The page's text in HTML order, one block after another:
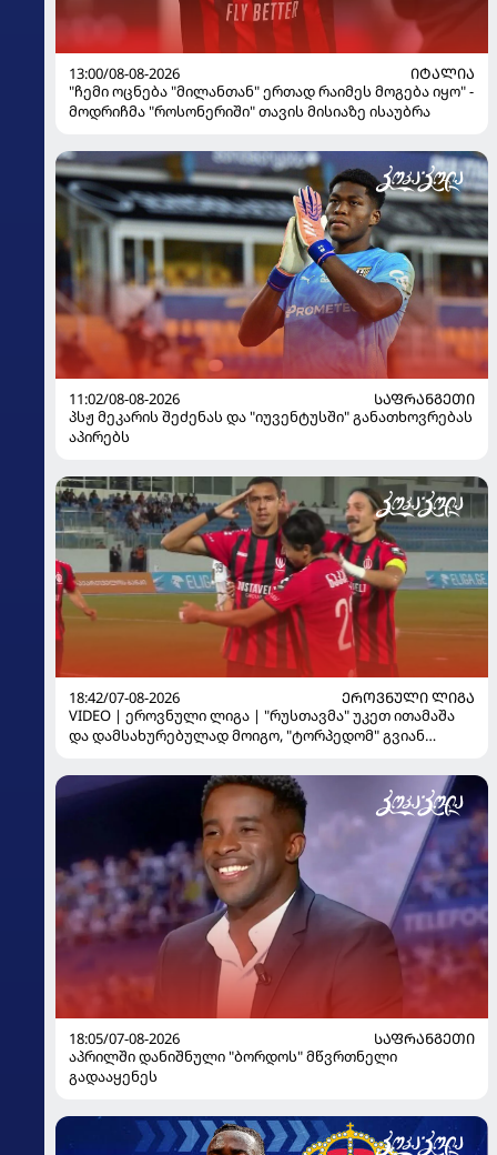
13:00/08-08-2026
ᲘᲢᲐᲚᲘᲐ
"ჩემი ოცნება "მილანთან" ერთად რაიმეს მოგება იყო" -
მოდრიჩმა "როსონერიში" თავის მისიაზე ისაუბრა
11:02/08-08-2026
ᲡᲐᲤᲠᲐᲜᲒᲔᲗᲘ
პსჟ მეკარის შეძენას და "იუვენტუსში" განათხოვრებას
აპირებს
18:42/07-08-2026
ᲔᲠᲝᲕᲜᲣᲚᲘ ᲚᲘᲒᲐ
VIDEO | ეროვნული ლიგა | "რუსთავმა" უკეთ ითამაშა
და დამსახურებულად მოიგო, "ტორპედომ" გვიან
18:05/07-08-2026
ᲡᲐᲤᲠᲐᲜᲒᲔᲗᲘ
აპრილში დანიშნული "ბორდოს" მწვრთნელი
გადააყენეს